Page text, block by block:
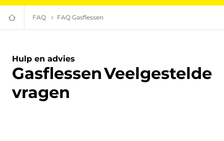
Gas
voor
professionals
|
Primagaz
FAQ Veelgestelde vragen | Primagaz
FAQ Gasflessen
Hulp en advies
GasflessenVeelgestelde
vragen